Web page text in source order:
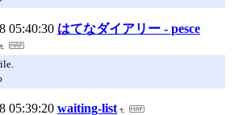
05:40:30 はてなダイアリー - pesce
05:39:20 waiting-list